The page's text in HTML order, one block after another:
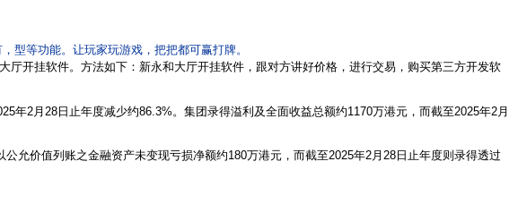
型等功能。让玩家玩游戏，把把都可赢打牌。
厅开挂软件。方法如下：新永和大厅开挂软件，跟对方讲好价格，进行交易，购买第三方开发软
年2月28日止年度减少约86.3%。集团录得溢利及全面收益总额约1170万港元，而截至2025年2月
允价值列账之金融资产未变现亏损净额约180万港元，而截至2025年2月28日止年度则录得透过